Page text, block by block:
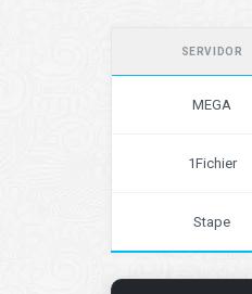
SERVIDOR
MEGA
1Fichier
Stape